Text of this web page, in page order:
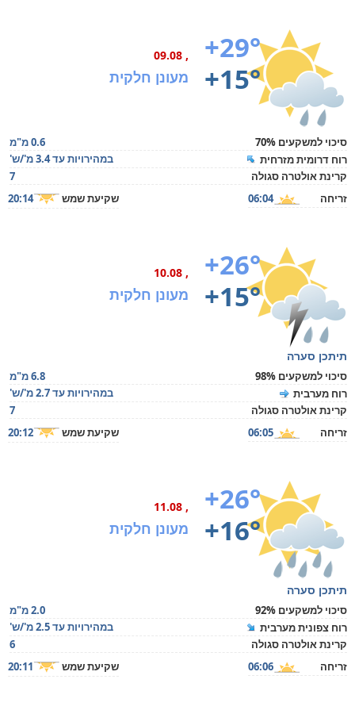
+29°
+15°
, 09.08
מעונן חלקית
סיכוי למשקעים 70%
0.6 מ"מ
רוח דרומית מזרחית
במהירויות עד 3.4 מ'/ש'
קרינת אולטרה סגולה
7
זריחה
06:04 שקיעת שמש 20:14
+26°
+15°
, 10.08
מעונן חלקית
תיתכן סערה
סיכוי למשקעים 98%
6.8 מ"מ
רוח מערבית
במהירויות עד 2.7 מ'/ש'
קרינת אולטרה סגולה
7
זריחה
06:05 שקיעת שמש 20:12
+26°
+16°
, 11.08
מעונן חלקית
תיתכן סערה
סיכוי למשקעים 92%
2.0 מ"מ
רוח צפונית מערבית
במהירויות עד 2.5 מ'/ש'
קרינת אולטרה סגולה
6
זריחה
06:06 שקיעת שמש 20:11